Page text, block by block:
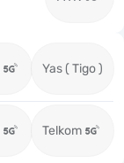
Yas ( Tigo )
Telkom